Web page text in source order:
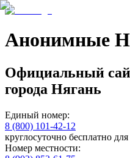
Анонимные
Официальный
города Нягань
Единый номер:
8 (800) 101-42-12
круглосуточно бесплатно
Номер местности: